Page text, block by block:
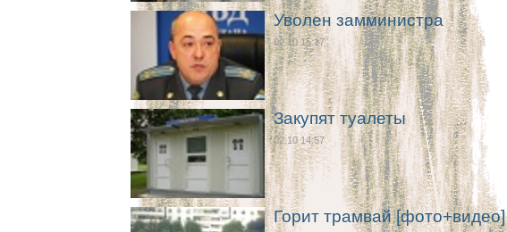
Уволен замминистра
02.10 15:17
Закупят туалеты
02.10 14:57
Горит трамвай [фото+видео]